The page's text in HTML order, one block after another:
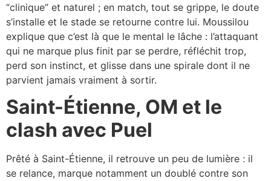
“clinique” et naturel ; en match, tout se grippe, le doute
s’installe et le stade se retourne contre lui. Moussilou
explique que c’est là que le mental le lâche : l’attaquant
qui ne marque plus finit par se perdre, réfléchit trop,
perd son instinct, et glisse dans une spirale dont il ne
parvient jamais vraiment à sortir.​
Saint-Étienne, OM et le
clash avec Puel
Prêté à Saint-Étienne, il retrouve un peu de lumière : il
se relance, marque notamment un doublé contre son